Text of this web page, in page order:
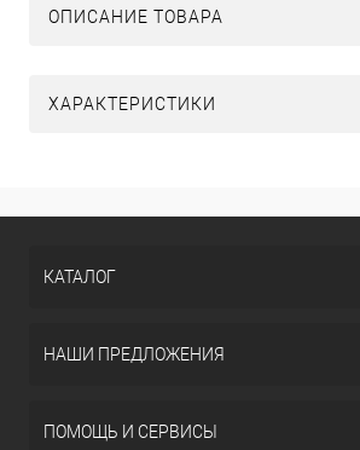
ОПИСАНИЕ ТОВАРА
ХАРАКТЕРИСТИКИ
КАТАЛОГ
НАШИ ПРЕДЛОЖЕНИЯ
ПОМОЩЬ И СЕРВИСЫ